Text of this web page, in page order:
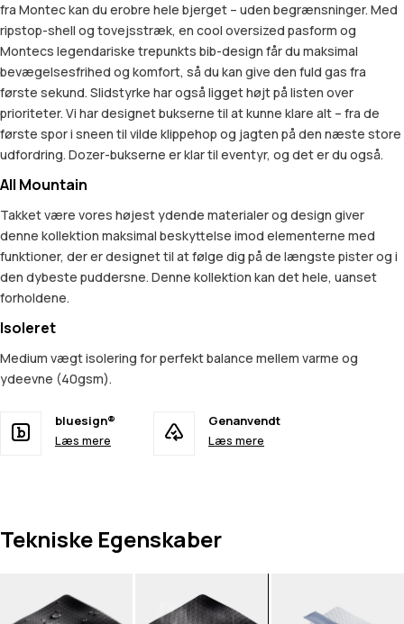
fra Montec kan du erobre hele bjerget – uden begrænsninger. Med
ripstop-shell og tovejsstræk, en cool oversized pasform og
Montecs legendariske trepunkts bib-design får du maksimal
bevægelsesfrihed og komfort, så du kan give den fuld gas fra
første sekund. Slidstyrke har også ligget højt på listen over
prioriteter. Vi har designet bukserne til at kunne klare alt – fra de
første spor i sneen til vilde klippehop og jagten på den næste store
udfordring. Dozer-bukserne er klar til eventyr, og det er du også.
All Mountain
Takket være vores højest ydende materialer og design giver
denne kollektion maksimal beskyttelse imod elementerne med
funktioner, der er designet til at følge dig på de længste pister og i
den dybeste puddersne. Denne kollektion kan det hele, uanset
forholdene.
Isoleret
Medium vægt isolering for perfekt balance mellem varme og
ydeevne (40gsm).
bluesign®
Læs mere
Genanvendt
Læs mere
Tekniske Egenskaber